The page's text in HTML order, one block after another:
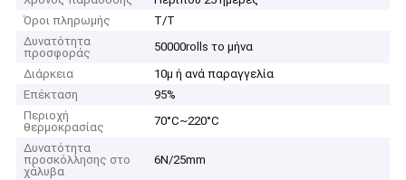
Όροι πληρωμής
Τ/Τ
Δυνατότητα
προσφοράς
50000rolls το μήνα
Διάρκεια
10μ ή ανά παραγγελία
Επέκταση
95%
Περιοχή
θερμοκρασίας
70°C~220°C
Δυνατότητα
προσκόλλησης στο
χάλυβα
6N/25mm